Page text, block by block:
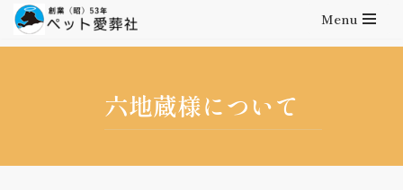
コ
Menu
六地蔵様について